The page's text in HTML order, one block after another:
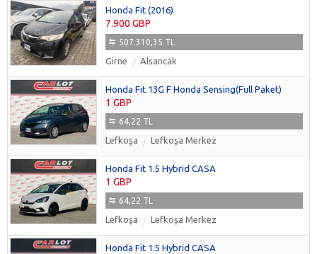
Honda Fit (2016)
7.900 GBP
507.310,35 TL
Girne Alsancak
Honda Fit 13G F Honda Sensing(Full Paket)
1 GBP
64,22 TL
Lefkoşa Lefkoşa Merkez
Honda Fit 1.5 Hybrid CASA
1 GBP
64,22 TL
Lefkoşa Lefkoşa Merkez
Honda Fit 1.5 Hybrid CASA